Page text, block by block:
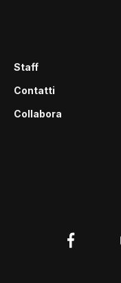
Staff
Contatti
Collabora